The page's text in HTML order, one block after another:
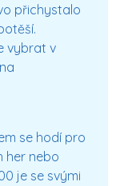
přichystalo
vybrat v
se hodí pro
her nebo
je se svými